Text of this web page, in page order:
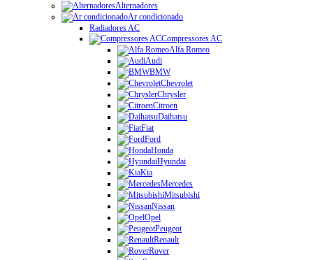
Alternadores
Ar condicionado
Radiadores AC
Compressores AC
Alfa Romeo
Audi
BMW
Chevrolet
Chrysler
Citroen
Daihatsu
Fiat
Ford
Honda
Hyundai
Kia
Mercedes
Mitsubishi
Nissan
Opel
Peugeot
Renault
Rover